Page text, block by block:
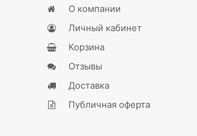
О компании
Личный кабинет
Корзина
Отзывы
Доставка
Публичная оферта